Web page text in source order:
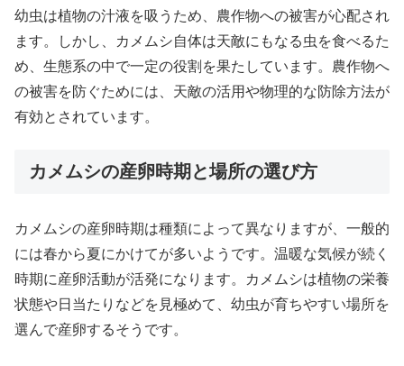
幼虫は植物の汁液を吸うため、農作物への被害が心配され
ます。しかし、カメムシ自体は天敵にもなる虫を食べるた
め、生態系の中で一定の役割を果たしています。農作物へ
の被害を防ぐためには、天敵の活用や物理的な防除方法が
有効とされています。
カメムシの産卵時期と場所の選び方
カメムシの産卵時期は種類によって異なりますが、一般的
には春から夏にかけてが多いようです。温暖な気候が続く
時期に産卵活動が活発になります。カメムシは植物の栄養
状態や日当たりなどを見極めて、幼虫が育ちやすい場所を
選んで産卵するそうです。